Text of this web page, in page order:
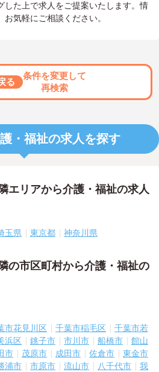
した上で求人をご提案いたします。情
気軽にご相談ください。
る
条件を変更して
再検索
・福祉の求人を探す
エリアから介護・福祉の求人
玉県 東京都 神奈川県
の市区町村から介護・福祉の
市花見川区 千葉市稲毛区
千葉市若
浜区 銚子市 市川市 船橋市
館山
市 茂原市 成田市 佐倉市
東金市
浦市 市原市 流山市 八千代市
我